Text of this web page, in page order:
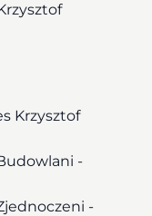
Krzysztof
-
-